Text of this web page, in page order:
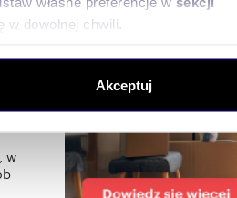
dowolnej chwili.
partnerom społecznościowym,
otrzymanymi od Ciebie lub
Akceptuj
w